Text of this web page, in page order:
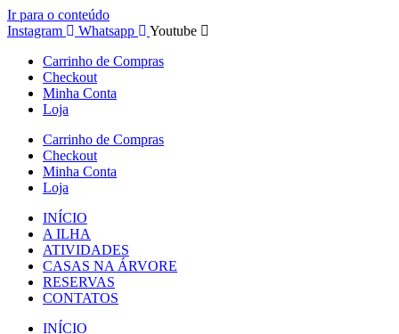
Ir para o conteúdo
Instagram
Whatsapp
Youtube
Carrinho de Compras
Checkout
Minha Conta
Loja
Carrinho de Compras
Checkout
Minha Conta
Loja
INÍCIO
A ILHA
ATIVIDADES
CASAS NA ÁRVORE
RESERVAS
CONTATOS
INÍCIO